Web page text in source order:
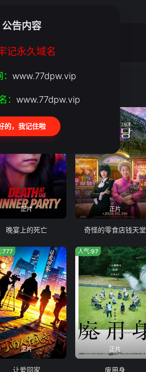
正片
晚宴上的死亡
正片
奇怪的零食店钱天堂
正片
让爱回家
正片
人气:97
废用身
公告内容
记永久域名
www.77dpw.vip
： www.77dpw.vip
的，我记住啦